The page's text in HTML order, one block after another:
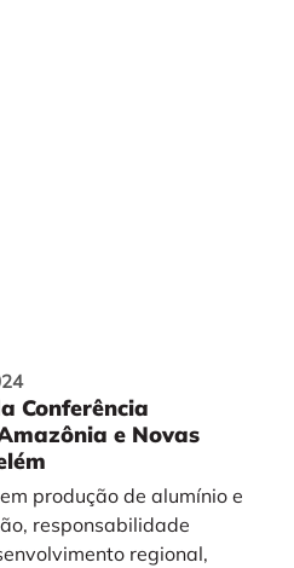
Conferência
e Novas
produção de alumínio e
responsabilidade
regional,